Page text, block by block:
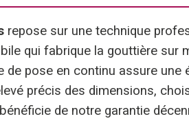
repose sur une technique
qui fabrique la gouttière
pose en continu assure
précis des dimensions,
de notre garantie